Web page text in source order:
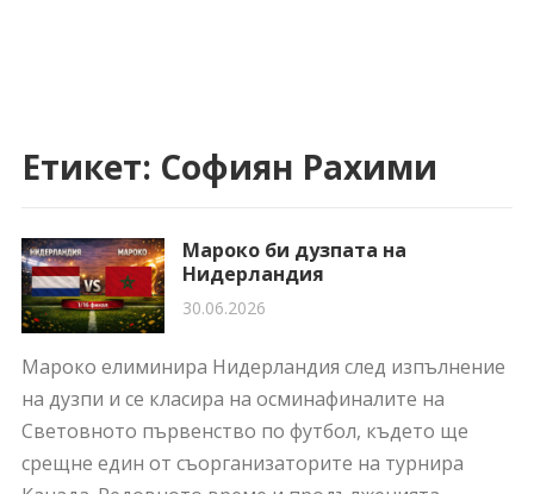
Етикет: Софиян Рахими
Мароко би дузпата на
Нидерландия
30.06.2026
Мароко елиминира Нидерландия след изпълнение
на дузпи и се класира на осминафиналите на
Световното първенство по футбол, където ще
срещне един от съорганизаторите на турнира